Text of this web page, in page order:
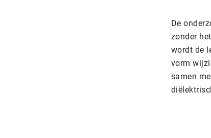
De
zonder
wordt de
vorm
samen